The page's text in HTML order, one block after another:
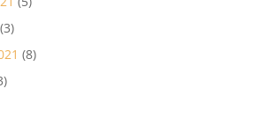
(3)
(8)